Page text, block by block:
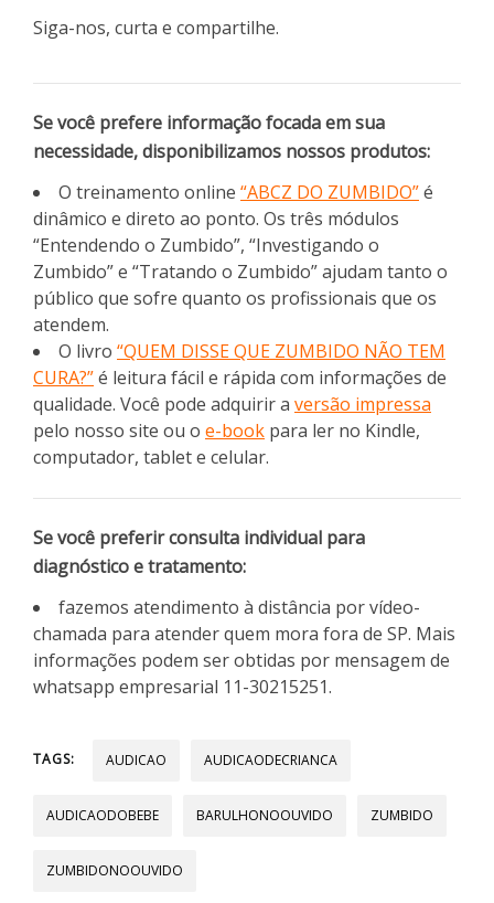
Siga-nos, curta e compartilhe.
Se você prefere informação focada em sua
necessidade, disponibilizamos nossos produtos:
O treinamento online “ABCZ DO ZUMBIDO”é
dinâmico e direto ao ponto. Os três módulos
“Entendendo o Zumbido”, “Investigando o
Zumbido” e “Tratando o Zumbido” ajudam tanto o
público que sofre quanto os profissionais que os
atendem.
O livro “QUEM DISSE QUE ZUMBIDO NÃO TEM
CURA?”é leitura fácil e rápida com informações de
qualidade. Você pode adquirir a versão impressa
pelo nosso site ou o e-book para ler no Kindle,
computador, tablet e celular.
Se você preferir consulta individual para
diagnóstico e tratamento:
fazemos atendimento à distância por vídeo-
chamada para atender quem mora fora de SP. Mais
informações podem ser obtidas por mensagem de
whatsapp empresarial 11-30215251.
TAGS: AUDICAO AUDICAODECRIANCA
AUDICAODOBEBE BARULHONOOUVIDO ZUMBIDO
ZUMBIDONOOUVIDO